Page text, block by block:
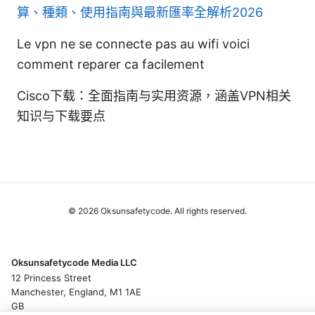
算、種類、使用指南與最新匯率全解析2026
Le vpn ne se connecte pas au wifi voici
comment reparer ca facilement
Cisco下载：全面指南与实用资源，涵盖VPN相关
知识与下载要点
© 2026 Oksunsafetycode. All rights reserved.
Oksunsafetycode Media LLC
12 Princess Street
Manchester, England, M1 1AE
GB